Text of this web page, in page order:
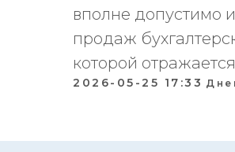
вполне допустимо
продаж
которой
2026-05-25 17:33